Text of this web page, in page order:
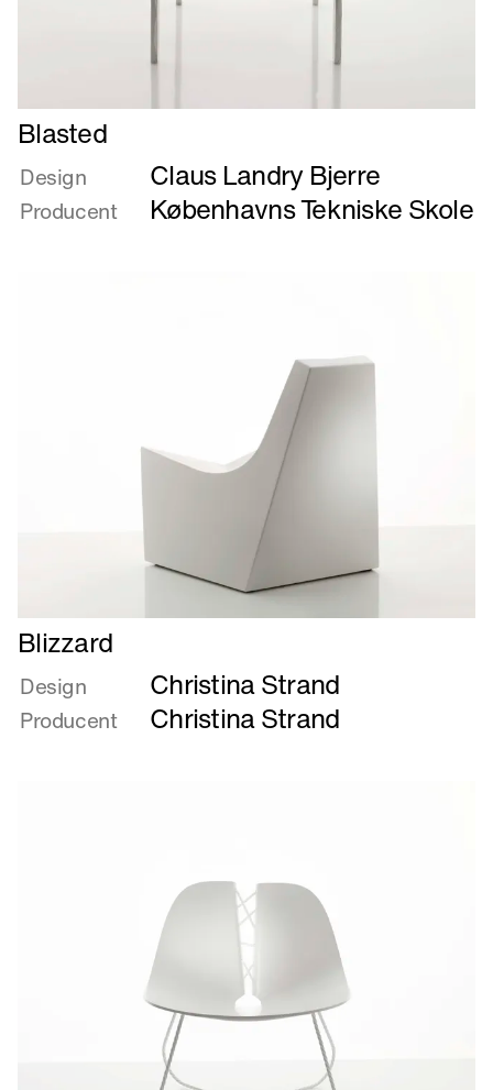
Læs
mere
om
Blasted
Blasted
Design Claus Landry Bjerre
Producent Københavns Tekniske Skole
Læs
mere
om
Blizzard
Blizzard
Design Christina Strand
Producent Christina Strand